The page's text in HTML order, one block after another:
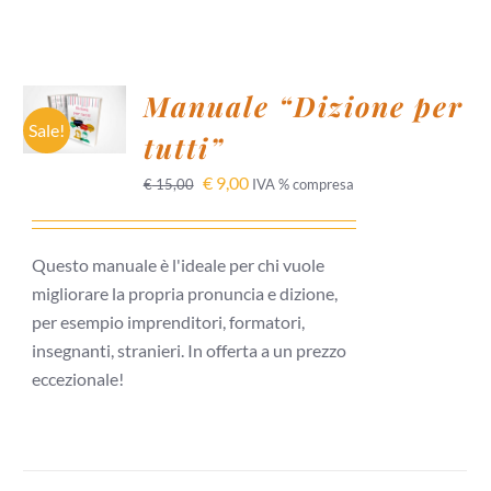
Sale!
AL
CARRELLO
/
Manuale “Dizione per
tutti”
€15,00 €9,00 IVA % compresa
Questo manuale è l'ideale per chi vuole
migliorare la propria pronuncia e dizione,
per esempio imprenditori, formatori,
insegnanti, stranieri. In offerta a un prezzo
eccezionale!